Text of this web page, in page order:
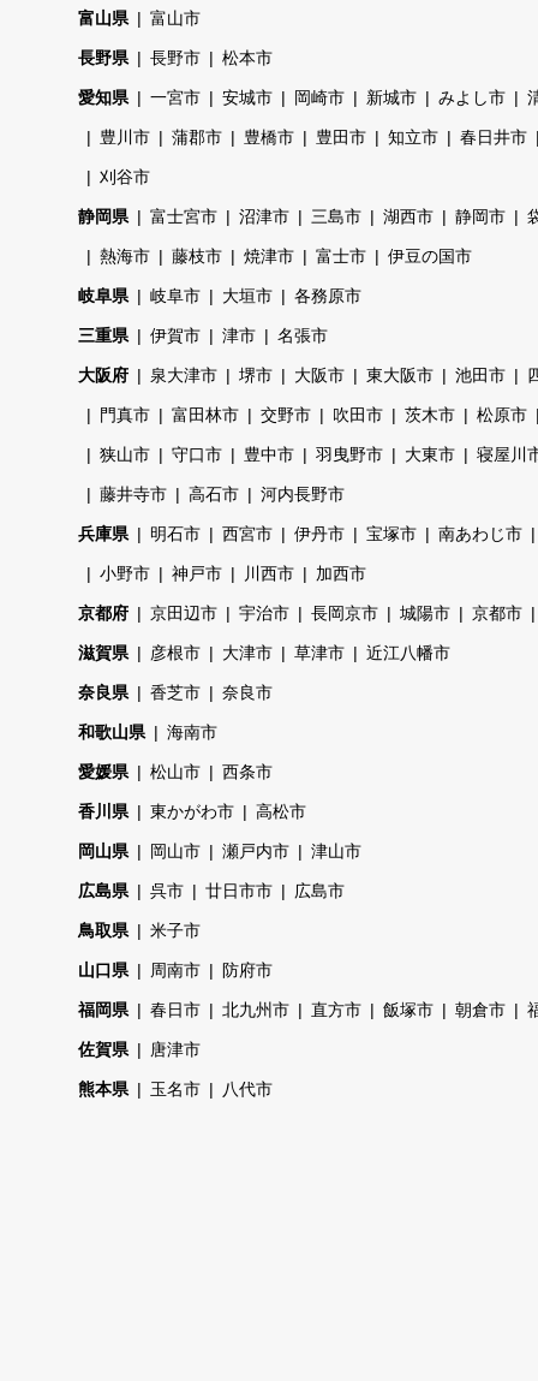
富山県 富山市
長野県 長野市 松本市
愛知県 一宮市 安城市 岡崎市 新城市 みよし市
豊川市 蒲郡市 豊橋市 豊田市 知立市 春日井市
刈谷市
静岡県 富士宮市 沼津市 三島市 湖西市 静岡市
熱海市 藤枝市 焼津市 富士市 伊豆の国市
岐阜県 岐阜市 大垣市 各務原市
三重県 伊賀市 津市 名張市
大阪府 泉大津市 堺市 大阪市 東大阪市 池田市
門真市 富田林市 交野市 吹田市 茨木市 松原市
狭山市 守口市 豊中市 羽曳野市 大東市 寝屋川
藤井寺市 高石市 河内長野市
兵庫県 明石市 西宮市 伊丹市 宝塚市 南あわじ市
小野市 神戸市 川西市 加西市
京都府 京田辺市 宇治市 長岡京市 城陽市 京都市
滋賀県 彦根市 大津市 草津市 近江八幡市
奈良県 香芝市 奈良市
和歌山県 海南市
愛媛県 松山市 西条市
香川県 東かがわ市 高松市
岡山県 岡山市 瀬戸内市 津山市
広島県 呉市 廿日市市 広島市
鳥取県 米子市
山口県 周南市 防府市
福岡県 春日市 北九州市 直方市 飯塚市 朝倉市
佐賀県 唐津市
熊本県 玉名市 八代市